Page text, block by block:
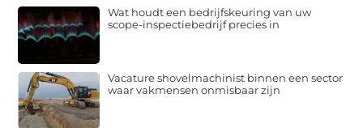
Wat houdt een bedrijfskeuring van uw
scope-inspectiebedrijf precies in
Vacature shovelmachinist binnen een sector
waar vakmensen onmisbaar zijn